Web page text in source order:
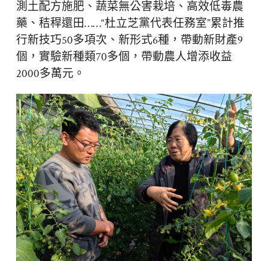
測土配方施肥、蔬菜無公害栽培、高效低毒農
藥、秸稈還田……“杜立芝黨代表任務室”累計推
行新技巧50多項次、新形式6種，帶動新財產9
個，實驗新種類70多個，帶動農人增添收益
2000多萬元。